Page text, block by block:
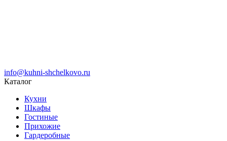
info@kuhni-shchelkovo.ru
Каталог
Кухни
Шкафы
Гостиные
Прихожие
Гардеробные